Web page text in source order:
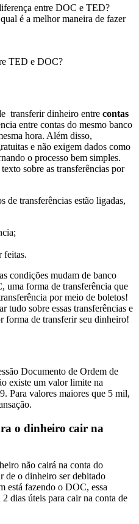
entre DOC e TED?
é a melhor maneira de fazer
TED e DOC?
transferir dinheiro entre contas
entre contas do mesmo banco
hora. Além disso,
e não exigem dados como
o processo bem simples.
sobre as transferências por
de transferências estão ligadas,
feitas.
condições mudam de banco
uma forma de transferência que
por meio de boletos!
tudo sobre essas transferências e
forma de transferir seu dinheiro!
Documento de Ordem de
existe um valor limite na
Para valores maiores que 5 mil,
o dinheiro cair na
não cairá na conta do
de o dinheiro ser debitado
está fazendo o DOC, essa
dias úteis para cair na conta de